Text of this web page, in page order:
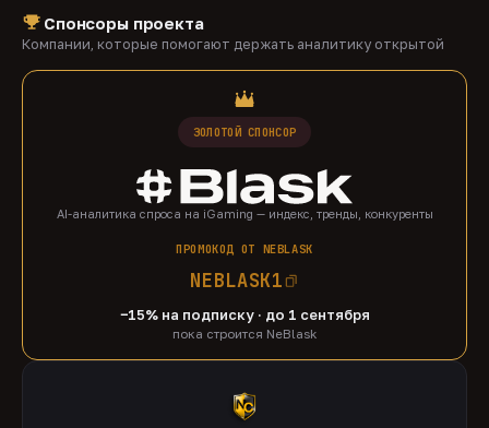
Спонсоры проекта
Компании, которые помогают держать аналитику открытой
ЗОЛОТОЙ СПОНСОР
AI-аналитика спроса на iGaming — индекс, тренды, конкуренты
ПРОМОКОД ОТ NEBLASK
NEBLASK1
−15% на подписку · до 1 сентября
пока строится NeBlask